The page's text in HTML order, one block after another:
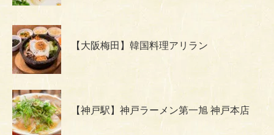
【大阪梅田】韓国料理アリラン
【神戸駅】神戸ラーメン第一旭 神戸本店